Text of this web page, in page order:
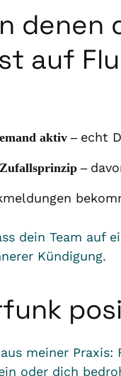
denen
auf
aktiv – echt
–
dein Team auf
Kündigung.
meiner
oder dich